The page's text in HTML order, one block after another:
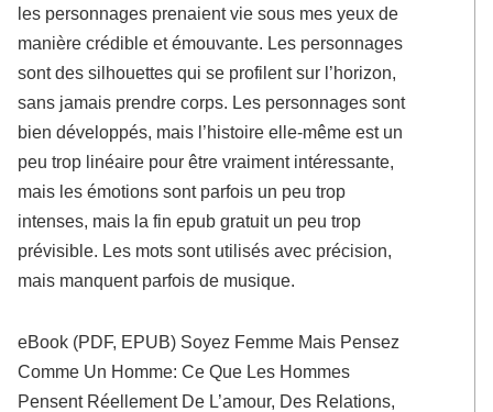
les personnages prenaient vie sous mes yeux de
manière crédible et émouvante. Les personnages
sont des silhouettes qui se profilent sur l’horizon,
sans jamais prendre corps. Les personnages sont
bien développés, mais l’histoire elle-même est un
peu trop linéaire pour être vraiment intéressante,
mais les émotions sont parfois un peu trop
intenses, mais la fin epub gratuit un peu trop
prévisible. Les mots sont utilisés avec précision,
mais manquent parfois de musique.
eBook (PDF, EPUB) Soyez Femme Mais Pensez
Comme Un Homme: Ce Que Les Hommes
Pensent Réellement De L’amour, Des Relations,